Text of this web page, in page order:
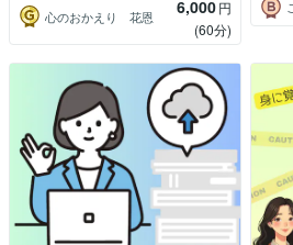
心のおかえり 花恩 6,000円
(60分)